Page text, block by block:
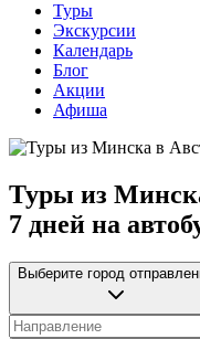
Туры
Экскурсии
Календарь
Блог
Акции
Афиша
Туры из
7 дней на
Выберите город